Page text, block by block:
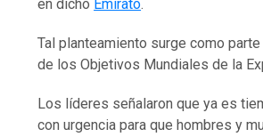
en dicho Emirato.
Tal planteamiento surge como
de los Objetivos Mundiales de la
Los líderes señalaron que ya es
con urgencia para que hombres y